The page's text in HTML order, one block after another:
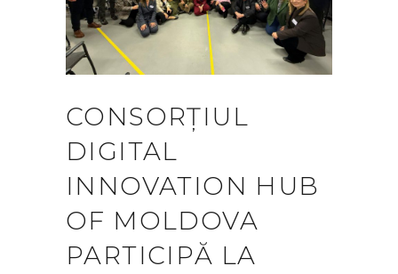
CONSORȚIUL
DIGITAL
INNOVATION HUB
OF MOLDOVA
PARTICIPĂ LA